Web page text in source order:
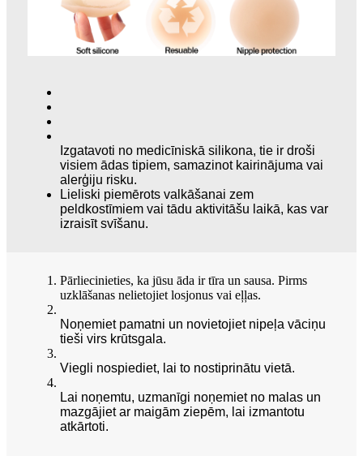
Izgatavoti no medicīniskā silikona, tie ir droši
visiem ādas tipiem, samazinot kairinājuma vai
alerģiju risku.
Lieliski piemērots valkāšanai zem
peldkostīmiem vai tādu aktivitāšu laikā, kas var
izraisīt svīšanu.
Pārliecinieties, ka jūsu āda ir tīra un sausa. Pirms
uzklāšanas nelietojiet losjonus vai eļļas.
Noņemiet pamatni un novietojiet nipeļa vāciņu
tieši virs krūtsgala.
Viegli nospiediet, lai to nostiprinātu vietā.
Lai noņemtu, uzmanīgi noņemiet no malas un
mazgājiet ar maigām ziepēm, lai izmantotu
atkārtoti.